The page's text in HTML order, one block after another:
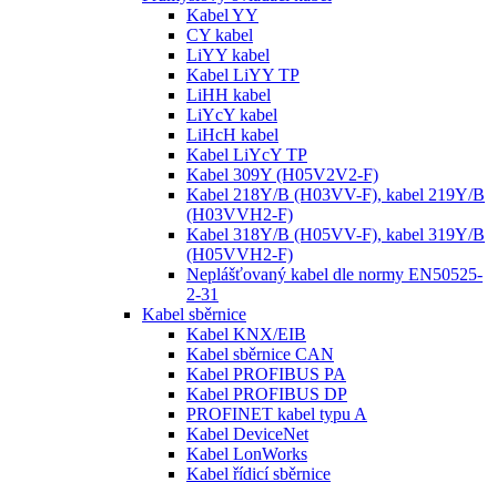
Kabel YY
CY kabel
LiYY kabel
Kabel LiYY TP
LiHH kabel
LiYcY kabel
LiHcH kabel
Kabel LiYcY TP
Kabel 309Y (H05V2V2-F)
Kabel 218Y/B (H03VV-F), kabel 219Y/B
(H03VVH2-F)
Kabel 318Y/B (H05VV-F), kabel 319Y/B
(H05VVH2-F)
Neplášťovaný kabel dle normy EN50525-
2-31
Kabel sběrnice
Kabel KNX/EIB
Kabel sběrnice CAN
Kabel PROFIBUS PA
Kabel PROFIBUS DP
PROFINET kabel typu A
Kabel DeviceNet
Kabel LonWorks
Kabel řídicí sběrnice